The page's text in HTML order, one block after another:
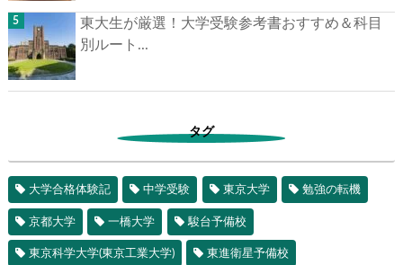
東大生が厳選！大学受験参考書おすすめ＆科目
別ルート...
タグ
大学合格体験記 中学受験 東京大学 勉強の転機
京都大学 一橋大学 駿台予備校
東京科学大学(東京工業大学) 東進衛星予備校